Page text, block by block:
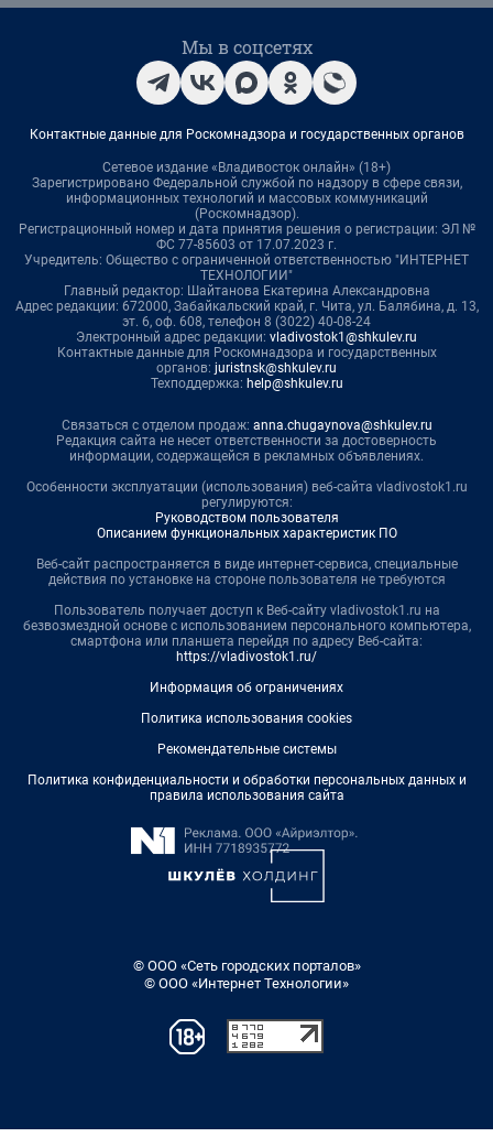
Мы в соцсетях
Контактные данные для Роскомнадзора и государственных органов
Сетевое издание «Владивосток онлайн» (18+)
Зарегистрировано Федеральной службой по надзору в сфере связи,
информационных технологий и массовых коммуникаций
(Роскомнадзор).
Регистрационный номер и дата принятия решения о регистрации: ЭЛ №
ФС 77-85603 от 17.07.2023 г.
Учредитель: Общество с ограниченной ответственностью "ИНТЕРНЕТ
ТЕХНОЛОГИИ"
Главный редактор: Шайтанова Екатерина Александровна
Адрес редакции: 672000, Забайкальский край, г. Чита, ул. Балябина, д. 13,
эт. 6, оф. 608, телефон 8 (3022) 40-08-24
Электронный адрес редакции: vladivostok1@shkulev.ru
Контактные данные для Роскомнадзора и государственных
органов: juristnsk@shkulev.ru
Техподдержка: help@shkulev.ru
Связаться с отделом продаж: anna.chugaynova@shkulev.ru
Редакция сайта не несет ответственности за достоверность
информации, содержащейся в рекламных объявлениях.
Особенности эксплуатации (использования) веб-сайта vladivostok1.ru
регулируются:
Руководством пользователя
Описанием функциональных характеристик ПО
Веб-сайт распространяется в виде интернет-сервиса, специальные
действия по установке на стороне пользователя не требуются
Пользователь получает доступ к Веб-сайту vladivostok1.ru на
безвозмездной основе с использованием персонального компьютера,
смартфона или планшета перейдя по адресу Веб-сайта:
https://vladivostok1.ru/
Информация об ограничениях
Политика использования cookies
Рекомендательные системы
Политика конфиденциальности и обработки персональных данных и
правила использования сайта
© ООО «Сеть городских порталов»
© ООО «Интернет Технологии»